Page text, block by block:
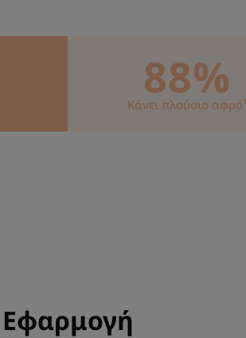
88%
Κάνει πλούσιο αφρό¹
Εφαρμογή